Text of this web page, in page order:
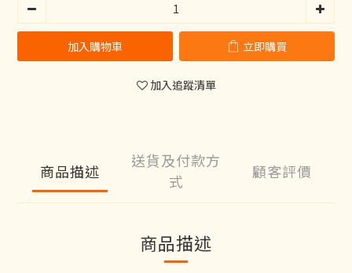
加入購物車 立即購買
加入追蹤清單
商品描述
送貨及付款方
式
顧客評價
商品描述